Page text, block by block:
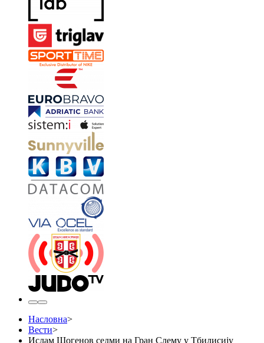
Насловна>
Вести>
Ислам Шогенов седми на Гран Слему у Тбилисију